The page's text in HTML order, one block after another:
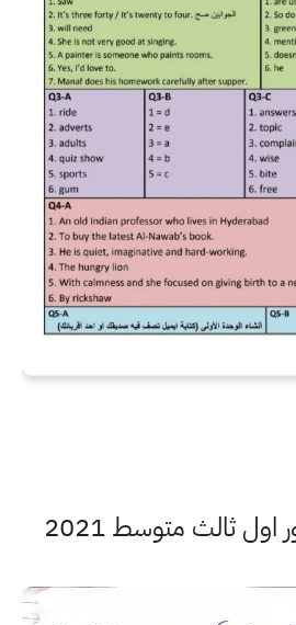
اول ثالث متوسط 2021